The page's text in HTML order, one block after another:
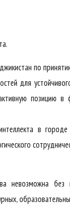
по
для
позицию
в
невозможна